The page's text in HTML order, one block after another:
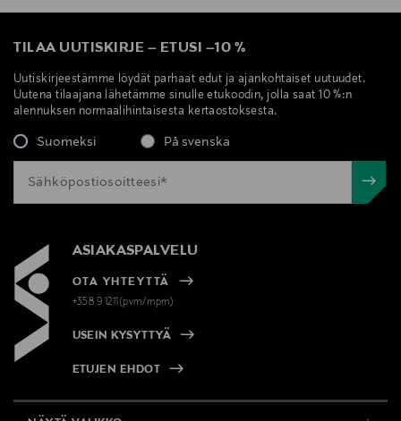
TILAA UUTISKIRJE – ETUSI –10 %
Uutiskirjeestämme löydät parhaat edut ja ajankohtaiset uutuudet.
Uutena tilaajana lähetämme sinulle etukoodin, jolla saat 10 %:n
alennuksen normaalihintaisesta kertaostoksesta.
Suomeksi På svenska
ASIAKASPALVELU
OTA YHTEYTTÄ
+358 9 1211(pvm/mpm)
USEIN KYSYTTYÄ
ETUJEN EHDOT